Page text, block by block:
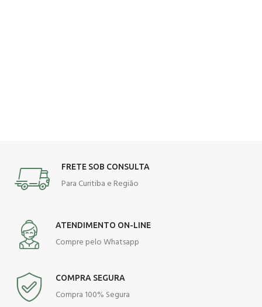
FRETE SOB CONSULTA
Para Curitiba e Região
ATENDIMENTO ON-LINE
Compre pelo Whatsapp
COMPRA SEGURA
Compra 100% Segura